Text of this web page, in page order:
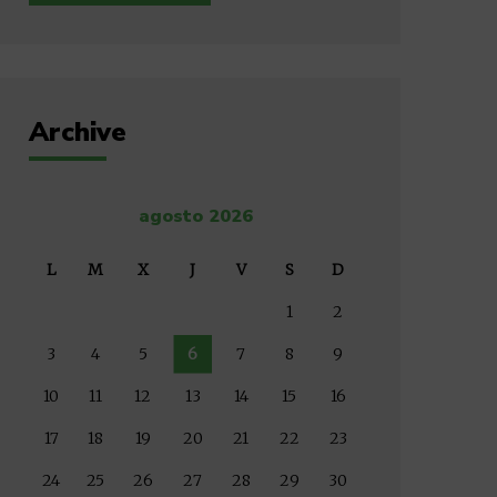
Archive
agosto 2026
L M X J V S D
1 2
3 4 5 6 7 8 9
10 11 12 13 14 15 16
17 18 19 20 21 22 23
24 25 26 27 28 29 30